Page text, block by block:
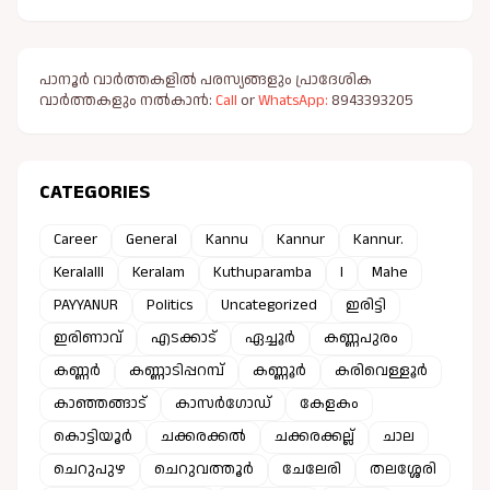
പാനൂർ വാർത്തകളിൽ പരസ്യങ്ങളും പ്രാദേശിക
വാർത്തകളും നൽകാൻ: Call orWhatsApp: 8943393205
CATEGORIES
Career General Kannu Kannur
Kannur.
Keralalll
Keralam Kuthuparamba l
Mahe
PAYYANUR
Politics Uncategorized
ഇരിട്ടി
ഇരിണാവ്
എടക്കാട് ഏച്ചൂർ
കണ്ണപുരം
കണ്ണർ
കണ്ണാടിപ്പറമ്പ് കണ്ണൂർ
കരിവെള്ളൂർ
കാഞ്ഞങ്ങാട്
കാസർഗോഡ്
കേളകം
കൊട്ടിയൂർ
ചക്കരക്കൽ ചക്കരക്കല്ല്
ചാല
ചെറുപുഴ
ചെറുവത്തൂർ ചേലേരി
തലശ്ശേരി